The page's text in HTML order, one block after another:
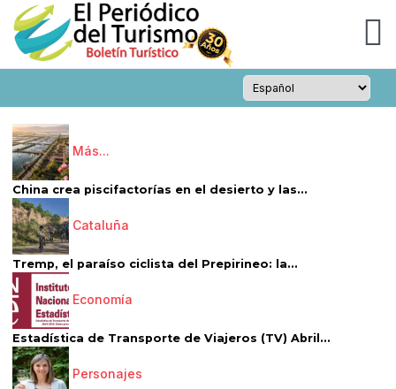
Más...
China crea piscifactorías en el desierto y las...
Cataluña
Tremp, el paraíso ciclista del Prepirineo: la...
Economía
Estadística de Transporte de Viajeros (TV) Abril...
Personajes